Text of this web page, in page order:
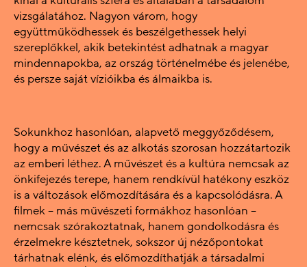
vizsgálatához. Nagyon várom, hogy
együttműködhessek és beszélgethessek helyi
szereplőkkel, akik betekintést adhatnak a magyar
mindennapokba, az ország történelmébe és jelenébe,
és persze saját vízióikba és álmaikba is.
Sokunkhoz hasonlóan, alapvető meggyőződésem,
hogy a művészet és az alkotás szorosan hozzátartozik
az emberi léthez. A művészet és a kultúra nemcsak az
önkifejezés terepe, hanem rendkívül hatékony eszköz
is a változások előmozdítására és a kapcsolódásra. A
filmek – más művészeti formákhoz hasonlóan –
nemcsak szórakoztatnak, hanem gondolkodásra és
érzelmekre késztetnek, sokszor új nézőpontokat
tárhatnak elénk, és előmozdíthatják a társadalmi